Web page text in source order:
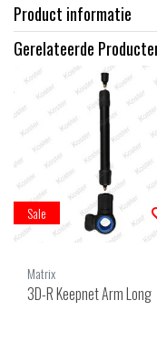
Product informatie
Gerelateerde
Sale
Matrix
3D-R Keepnet Arm Long